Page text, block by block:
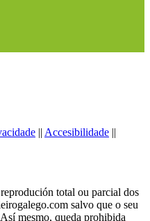
|| Accesibilidade ||
total ou parcial dos
salvo que o seu
mesmo, queda prohibida